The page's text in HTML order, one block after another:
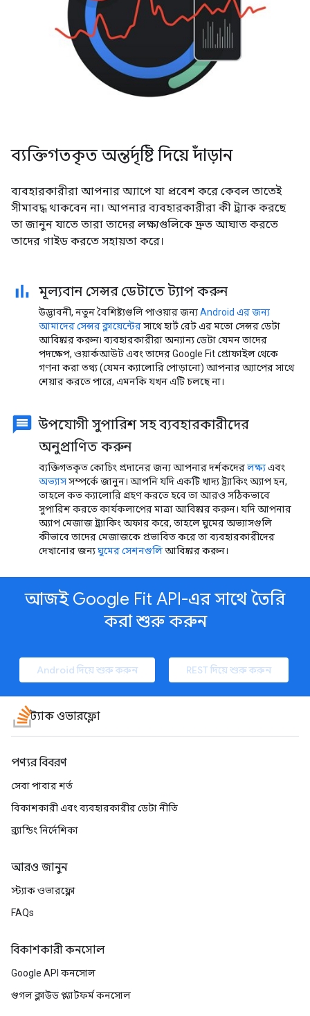
ব্যক্তিগতকৃত অন্তর্দৃষ্টি দিয়ে দাঁড়ান
ব্যবহারকারীরা আপনার অ্যাপে যা প্রবেশ করে কেবল তাতেই
সীমাবদ্ধ থাকবেন না। আপনার ব্যবহারকারীরা কী ট্র্যাক করছে
তা জানুন যাতে তারা তাদের লক্ষ্যগুলিকে দ্রুত আঘাত করতে
তাদের গাইড করতে সহায়তা করে।
মূল্যবান সেন্সর ডেটাতে ট্যাপ করুন
উদ্ভাবনী, নতুন বৈশিষ্ট্যগুলি পাওয়ার জন্যAndroid এর জন্য
আমাদের সেন্সর ক্লায়েন্টেরসাথে হার্ট রেট এর মতো সেন্সর ডেটা
আবিষ্কার করুন৷ ব্যবহারকারীরা অন্যান্য ডেটা যেমন তাদের
পদক্ষেপ, ওয়ার্কআউট এবং তাদের Google Fit প্রোফাইল থেকে
গণনা করা তথ্য (যেমন ক্যালোরি পোড়ানো) আপনার অ্যাপের সাথে
শেয়ার করতে পারে, এমনকি যখন এটি চলছে না।
উপযোগী সুপারিশ সহ ব্যবহারকারীদের
অনুপ্রাণিত করুন
ব্যক্তিগতকৃত কোচিং প্রদানের জন্য আপনার দর্শকদেরলক্ষ্যএবং
অভ্যাসসম্পর্কে জানুন। আপনি যদি একটি খাদ্য ট্র্যাকিং অ্যাপ হন,
তাহলে কত ক্যালোরি গ্রহণ করতে হবে তা আরও সঠিকভাবে
সুপারিশ করতে কার্যকলাপের মাত্রা আবিষ্কার করুন। যদি আপনার
অ্যাপ মেজাজ ট্র্যাকিং অফার করে, তাহলে ঘুমের অভ্যাসগুলি
কীভাবে তাদের মেজাজকে প্রভাবিত করে তা ব্যবহারকারীদের
দেখানোর জন্যঘুমের সেশনগুলিআবিষ্কার করুন।
আজই Google Fit API-এর সাথে তৈরি
করা শুরু করুন
Android দিয়ে শুরু করুন REST দিয়ে শুরু করুন
স্ট্যাক ওভারফ্লো
পণ্যর বিবরণ
সেবা পাবার শর্ত
বিকাশকারী এবং ব্যবহারকারীর ডেটা নীতি
ব্র্যান্ডিং নির্দেশিকা
আরও জানুন
স্ট্যাক ওভারফ্লো
FAQs
বিকাশকারী কনসোল
Google API কনসোল
গুগল ক্লাউড প্ল্যাটফর্ম কনসোল